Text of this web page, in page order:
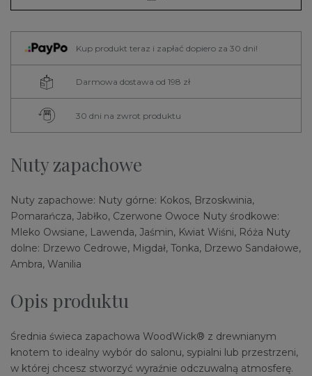
Kup produkt teraz i zapłać dopiero za 30 dni!
Darmowa dostawa od 198 zł
30 dni na zwrot produktu
Nuty zapachowe
Nuty zapachowe: Nuty górne: Kokos, Brzoskwinia,
Pomarańcza, Jabłko, Czerwone Owoce Nuty środkowe:
Mleko Owsiane, Lawenda, Jaśmin, Kwiat Wiśni, Róża Nuty
dolne: Drzewo Cedrowe, Migdał, Tonka, Drzewo Sandałowe,
Ambra, Wanilia
Opis produktu
Średnia świeca zapachowa WoodWick® z drewnianym
knotem to idealny wybór do salonu, sypialni lub przestrzeni,
w której chcesz stworzyć wyraźnie odczuwalną atmosferę.